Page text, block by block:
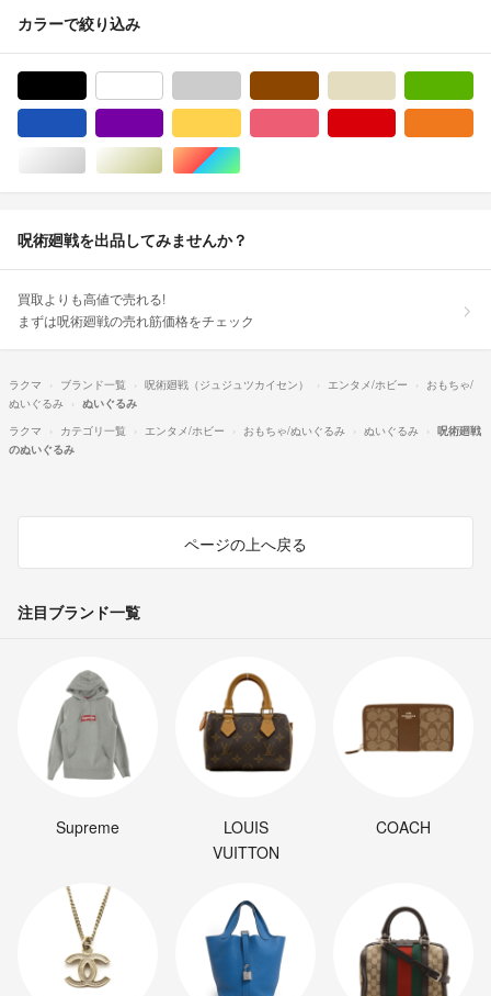
カラーで絞り込み
シルバー/銀色系ゴールド/金色系マルチカラー
呪術廻戦を出品してみませんか？
買取よりも高値で売れる!
まずは呪術廻戦の売れ筋価格をチェック
ラクマ ブランド一覧 呪術廻戦（ジュジュツカイセン） エンタメ/ホビー
おもちゃ/
ぬいぐるみ
ぬいぐるみ
ラクマ
カテゴリ一覧 エンタメ/ホビー おもちゃ/ぬいぐるみ ぬいぐるみ
呪術廻戦
のぬいぐるみ
ページの上へ戻る
注目ブランド一覧
Supreme
LOUIS
VUITTON
COACH